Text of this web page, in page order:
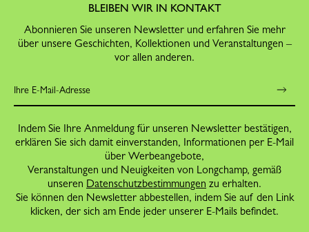
BLEIBEN WIR IN KONTAKT
Abonnieren Sie unseren Newsletter und erfahren Sie mehr
über unsere Geschichten, Kollektionen und Veranstaltungen –
vor allen anderen.
Indem Sie Ihre Anmeldung für unseren Newsletter bestätigen,
erklären Sie sich damit einverstanden, Informationen per E-Mail
über Werbeangebote,
Veranstaltungen und Neuigkeiten von Longchamp, gemäß
unseren Datenschutzbestimmungen zu erhalten.
Sie können den Newsletter abbestellen, indem Sie auf den Link
klicken, der sich am Ende jeder unserer E-Mails befindet.